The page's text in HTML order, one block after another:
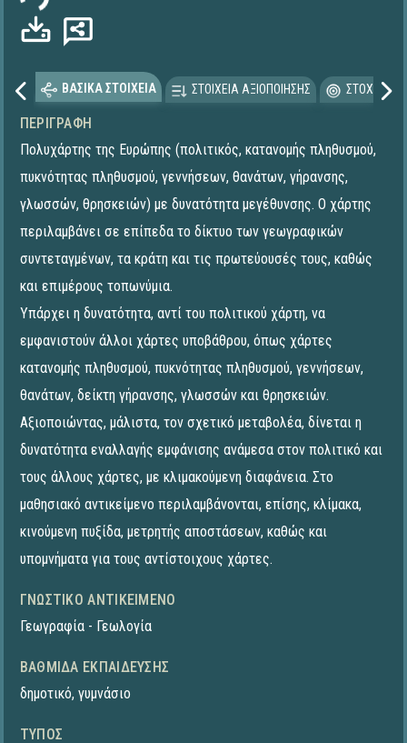
ΒΑΣΙΚΑ ΣΤΟΙΧΕΙΑ ΣΤΟΙΧΕΙΑ ΑΞΙΟΠΟΙΗΣΗΣ
ΠΕΡΙΓΡΑΦΉ
Πολυχάρτης της Ευρώπης (πολιτικός, κατανομής πληθυσμού,
πυκνότητας πληθυσμού, γεννήσεων, θανάτων, γήρανσης,
γλωσσών, θρησκειών) με δυνατότητα μεγέθυνσης. Ο χάρτης
περιλαμβάνει σε επίπεδα το δίκτυο των γεωγραφικών
συντεταγμένων, τα κράτη και τις πρωτεύουσές τους, καθώς
και επιμέρους τοπωνύμια.
Υπάρχει η δυνατότητα, αντί του πολιτικού χάρτη, να
εμφανιστούν άλλοι χάρτες υποβάθρου, όπως χάρτες
κατανομής πληθυσμού, πυκνότητας πληθυσμού, γεννήσεων,
θανάτων, δείκτη γήρανσης, γλωσσών και θρησκειών.
Αξιοποιώντας, μάλιστα, τον σχετικό μεταβολέα, δίνεται η
δυνατότητα εναλλαγής εμφάνισης ανάμεσα στον πολιτικό και
τους άλλους χάρτες, με κλιμακούμενη διαφάνεια. Στο
μαθησιακό αντικείμενο περιλαμβάνονται, επίσης, κλίμακα,
κινούμενη πυξίδα, μετρητής αποστάσεων, καθώς και
υπομνήματα για τους αντίστοιχους χάρτες.
ΓΝΩΣΤΙΚΌ ΑΝΤΙΚΕΊΜΕΝΟ
Γεωγραφία - Γεωλογία
ΒΑΘΜΊΔΑ ΕΚΠΑΊΔΕΥΣΗΣ
δημοτικό, γυμνάσιο
ΤΎΠΟΣ